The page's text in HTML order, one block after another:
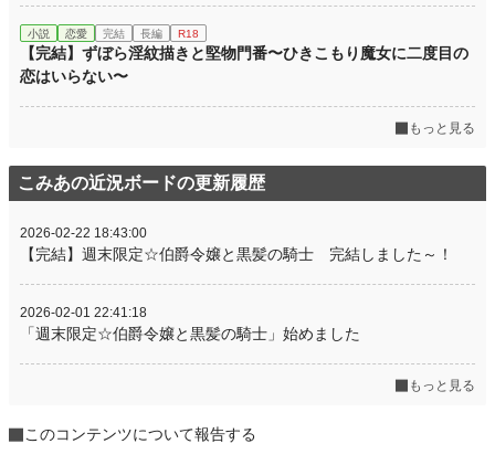
小説 恋愛 完結 長編 R18
【完結】ずぼら淫紋描きと堅物門番〜ひきこもり魔女に二度目の
恋はいらない〜
もっと見る
こみあの近況ボードの更新履歴
2026-02-22 18:43:00
【完結】週末限定☆伯爵令嬢と黒髪の騎士 完結しました～！
2026-02-01 22:41:18
「週末限定☆伯爵令嬢と黒髪の騎士」始めました
もっと見る
このコンテンツについて報告する